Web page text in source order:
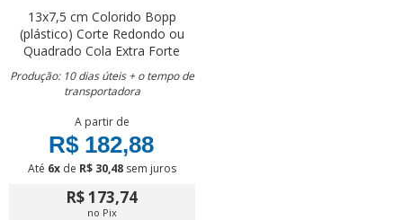
13x7,5 cm Colorido Bopp
(plástico) Corte Redondo ou
Quadrado Cola Extra Forte
Produção: 10 dias úteis + o tempo de
transportadora
A partir de
R$ 182,88
Até 6xde R$ 30,48sem juros
R$ 173,74
no Pix